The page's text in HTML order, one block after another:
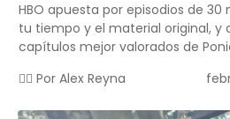
HBO apuesta por episodios de
tu tiempo y el material original, y
capítulos mejor valorados de
✍🏻 Por Alex Reyna